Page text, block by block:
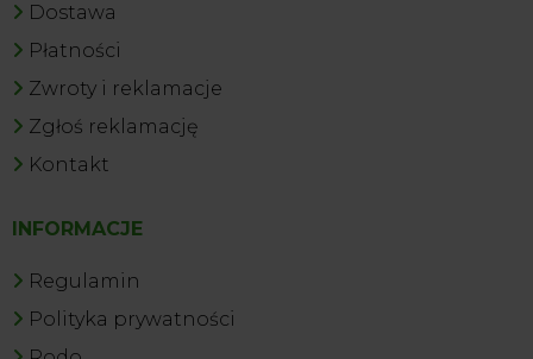
Dostawa
Płatności
Zwroty i reklamacje
Zgłoś reklamację
Kontakt
INFORMACJE
Regulamin
Polityka prywatności